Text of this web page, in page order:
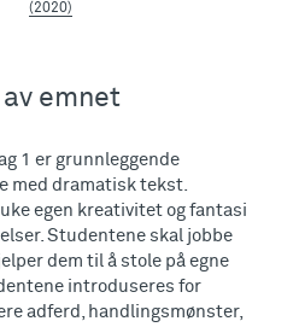
(2020)
emnet
1 er grunnleggende
med dramatisk tekst.
egen kreativitet og fantasi
Studentene skal jobbe
dem til å stole på egne
introduseres for
adferd, handlingsmønster,